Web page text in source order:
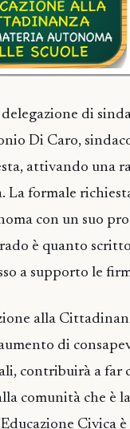
di
Di Caro,
attivando una
La formale
con un suo
è quanto
a supporto le
alla
di
contribuirà a far
comunità che è
Civica